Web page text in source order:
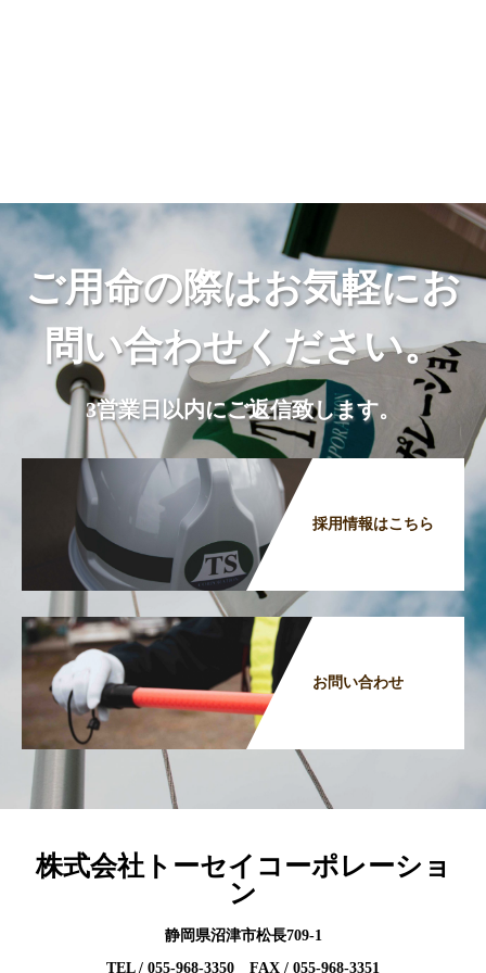
ご用命の際はお気軽にお
問い合わせください。
3営業日以内にご返信致します。
採用情報はこちら
お問い合わせ
株式会社トーセイコーポレーショ
ン
静岡県沼津市松長709-1
TEL / 055-968-3350 FAX / 055-968-3351